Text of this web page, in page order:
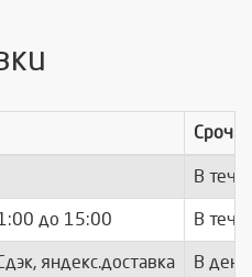
В
до 15:00 В
яндекс.доставка В день